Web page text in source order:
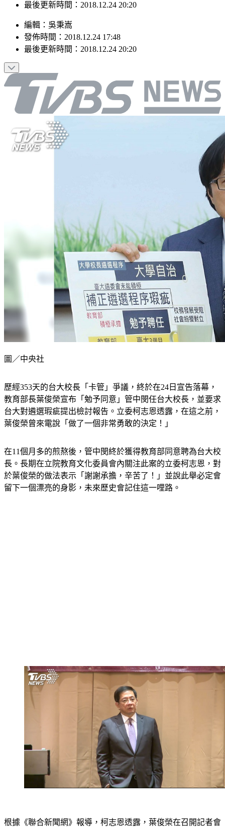
最後更新時間：2018.12.24 20:20
編輯 ： 吳秉嵩
發佈時間： 2018.12.24 17:48
最後更新時間： 2018.12.24 20:20
圖／中央社
歷經353天的台大校長「卡管」爭議，終於在24日宣告落幕，
教育部長葉俊榮宣布「勉予同意」管中閔任台大校長，並要求
台大對遴選瑕疵提出檢討報告。立委柯志恩透露，在這之前，
葉俊榮曾來電說「做了一個非常勇敢的決定！」
在11個月多的煎熬後，管中閔終於獲得教育部同意聘為台大校
長。長期在立院教育文化委員會內關注此案的立委柯志恩，對
於葉俊榮的做法表示「謝謝承擔，辛苦了！」並說此舉必定會
留下一個漂亮的身影，未來歷史會記住這一哩路。
根據《聯合新聞網》報導，柯志恩透露，葉俊榮在召開記者會